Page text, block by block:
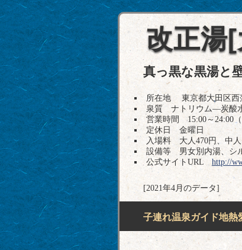
改正湯
真っ黒な黒湯と
所在地 東京都大田区西
泉質 ナトリウム―炭酸
営業時間 15:00～24:00（
定休日 金曜日
入場料 大人470円、中人
設備等 男女別内湯、シ
公式サイトURL http://
[2021年4月のデータ]
子連れ温泉ガイド地熱